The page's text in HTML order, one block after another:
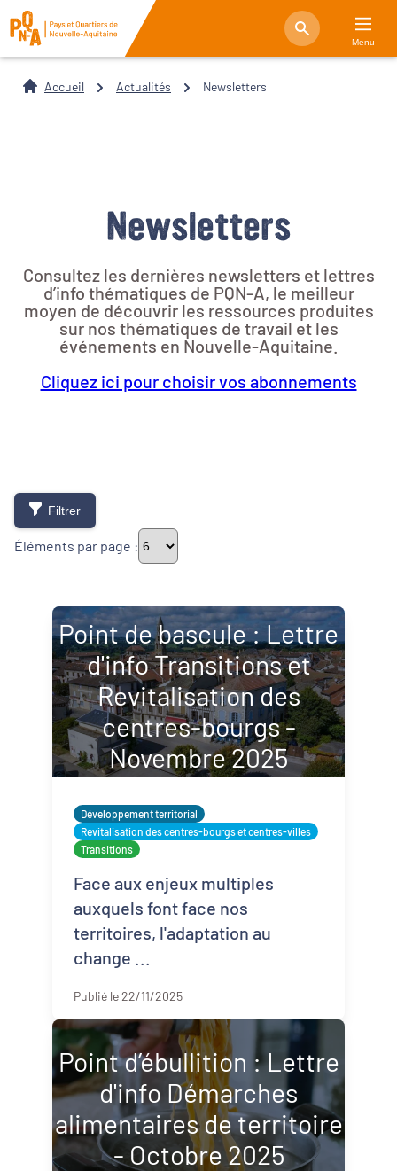
Menu
Accueil Actualités Newsletters
Newsletters
Consultez les dernières newsletters et lettres
d’info thématiques de PQN-A, le meilleur
moyen de découvrir les ressources produites
sur nos thématiques de travail et les
événements en Nouvelle-Aquitaine.
Cliquez ici pour choisir vos abonnements
Filtrer
Éléments par page :
Typologie de newsletter
Newsletters
Lettres d'information
Thématiques
Démarches alimentaires de territoire
Développement territorial
Inclusion numérique
Politique de la ville
Revitalisation des centres-bourgs et
Dynamiques territoriales pour l’emploi
Transitions
Point de bascule : Lettre
d'info Transitions et
Revitalisation des
centres-bourgs -
Novembre 2025
Développement territorial
Revitalisation des centres-bourgs et centres-villes
Transitions
Face aux enjeux multiples
auxquels font face nos
territoires, l'adaptation au
Publié le 22/11/2025
Point d’ébullition : Lettre
d'info Démarches
alimentaires de territoire
- Octobre 2025